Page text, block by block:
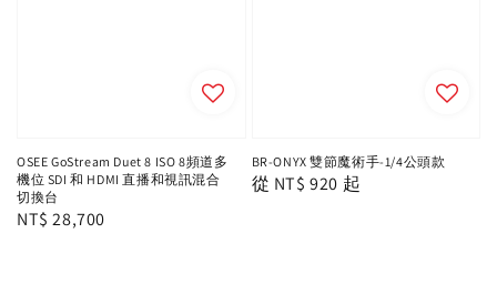
OSEE GoStream Duet 8 ISO 8頻道多
機位 SDI 和 HDMI 直播和視訊混合
切換台
Regular
NT$ 28,700
BR-ONYX 雙節魔術手-1/4公頭款
Regular
從 NT$ 920 起